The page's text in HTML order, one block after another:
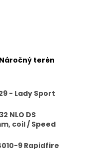
Náročný terén
- Lady Sport
NLO DS
coil / Speed
9 Rapidfire